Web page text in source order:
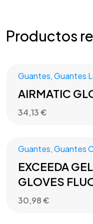
Productos
Guantes,Guantes
AIRMATIC
34,13€
Guantes,Guantes
EXCEEDA
GLOVES
30,98€